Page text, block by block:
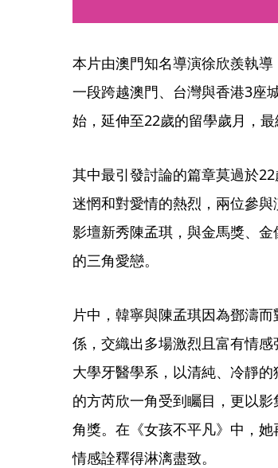
本片由澳門知名導演徐欣羨執
一段跨越澳門、台灣與香港3座
始，延伸至22歲的留學歲月，最
其中最引發討論的篇章莫過於
迷惘和對愛情的熱烈，兩位參
影壇新秀陳孟琪，與金馬獎、
的三角愛戀。
片中，韓寧與陳孟琪因為鄧濤
係，交織出多場激烈且富有情
大學牙醫學系，以清純、冷靜
的方芮欣一角受到矚目，更以
角獎。在《女孩不平凡》中，
情感詮釋得淋漓盡致。